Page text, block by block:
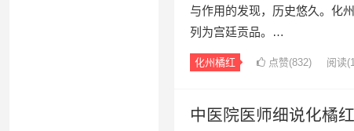
与作用的发现，历史悠久。化
列为宫廷贡品。…
化州橘红 点赞(832) 阅读
中医院医师细说化橘